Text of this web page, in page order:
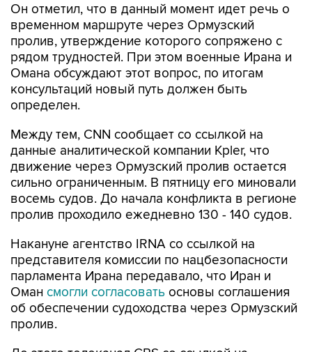
Он отметил, что в данный момент идет речь о
временном маршруте через Ормузский
пролив, утверждение которого сопряжено с
рядом трудностей. При этом военные Ирана и
Омана обсуждают этот вопрос, по итогам
консультаций новый путь должен быть
определен.
Между тем, CNN сообщает со ссылкой на
данные аналитической компании Kpler, что
движение через Ормузский пролив остается
сильно ограниченным. В пятницу его миновали
восемь судов. До начала конфликта в регионе
пролив проходило ежедневно 130 - 140 судов.
Накануне агентство IRNA со ссылкой на
представителя комиссии по нацбезопасности
парламента Ирана передавало, что Иран и
Оман смогли согласовать основы соглашения
об обеспечении судоходства через Ормузский
пролив.